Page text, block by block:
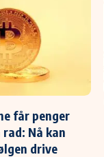
får penger
rad: Nå kan
drive